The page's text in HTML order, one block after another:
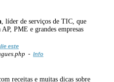
, líder de serviços de TIC, que
PME e grandes empresas
este
- Info
receitas e muitas dicas sobre